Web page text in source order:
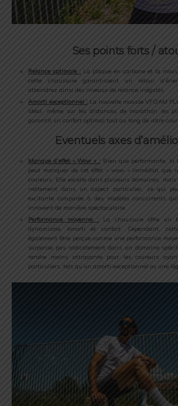
Ses points forts /
Relance optimale : La plaque en carbone et la
cette chaussure garantissent un retour
atteindrez ainsi des niveaux de relance inégalés.
Amorti exceptionnel : La nouvelle mousse VFOAM
idéal, même sur les distances de marathon les
garantit un confort optimal tout au long de votre
Eventuels axes
Manque d’effet « Wow » : Bien que performante, la
peut manquer de cet effet « wow » immédiat que
coureurs. Elle excelle dans plusieurs domaines,
nettement dans un aspect particulier, ce qui
excitante comparée à des modèles concurrents
innovent de manière spectaculaire.
Performance moyenne : La chaussure offre un
dynamisme, amorti et confort. Cependant,
également être perçue comme une performance
surpasse pas radicalement dans un domaine
rendre moins attrayante pour les coureurs
particuliers, tels qu’un amorti exceptionnel ou une